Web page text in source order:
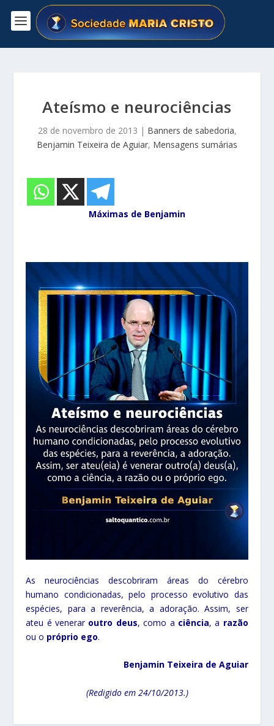
Ateísmo e neurociências
28 de novembro de 2013 | Banners de sabedoria,
Benjamin Teixeira de Aguiar, Mensagens sumárias
Máximas de Benjamin
As neurociências descobriram áreas do cérebro
humano condicionadas, pelo processo evolutivo das
espécies, para a reverência, a adoração. Assim, ser
ateu é venerar outro deus, como a ciência, a razão
ou o próprio ego.
Benjamin Teixeira de Aguiar
(Redigido em 24/10/2013.)